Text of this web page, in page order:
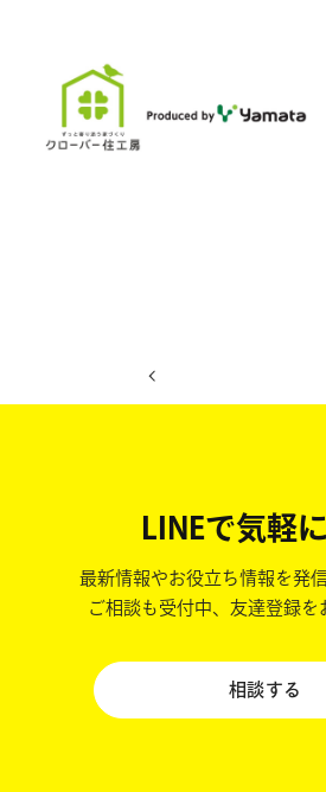
ホーム イベント日程
LINEで気軽
最新情報やお役立ち情報を発
ご相談も受付中、友達登録を
相談する